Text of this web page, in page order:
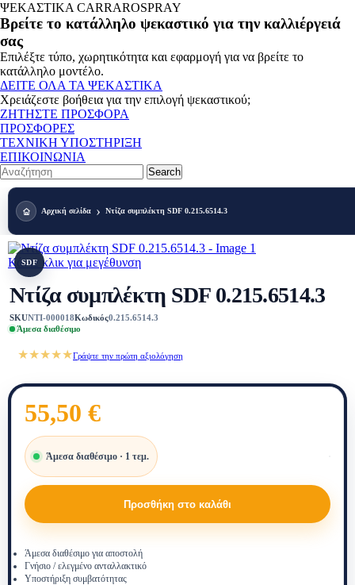
ΨΕΚΑΣΤΙΚΑ CARRAROSPRAY
Βρείτε το κατάλληλο ψεκαστικό για την καλλιέργειά
σας
Επιλέξτε τύπο, χωρητικότητα και εφαρμογή για να βρείτε το
κατάλληλο μοντέλο.
ΔΕΙΤΕ ΟΛΑ ΤΑ ΨΕΚΑΣΤΙΚΑ
Χρειάζεστε βοήθεια για την επιλογή ψεκαστικού;
ΖΗΤΗΣΤΕ ΠΡΟΣΦΟΡΑ
ΠΡΟΣΦΟΡΕΣ
ΤΕΧΝΙΚΗ ΥΠΟΣΤΗΡΙΞΗ
ΕΠΙΚΟΙΝΩΝΙΑ
Search
Αρχική σελίδα Ντίζα συμπλέκτη SDF 0.215.6514.3
SDF
Κάντε κλικ για μεγέθυνση
Ντίζα συμπλέκτη SDF 0.215.6514.3
SKUNTI-000018Κωδικός0.215.6514.3
Άμεσα διαθέσιμο
★★★★★Γράψτε την πρώτη αξιολόγηση
55,50 €
Άμεσα διαθέσιμο · 1 τεμ.
Προσθήκη στο καλάθι
Άμεσα διαθέσιμο για αποστολή
Γνήσιο / ελεγμένο ανταλλακτικό
Υποστήριξη συμβατότητας